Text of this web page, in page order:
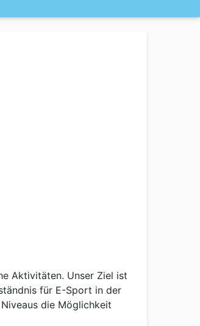
Aktivitäten. Unser Ziel ist
für E-Sport in der
die Möglichkeit